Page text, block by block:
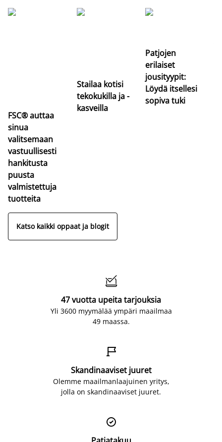
FSC® auttaa
sinua
valitsemaan
vastuullisesti
hankitusta
puusta
valmistettuja
tuotteita
Stailaa kotisi
tekokukilla ja -
kasveilla
Patjojen
erilaiset
jousityypit:
Löydä itsellesi
sopiva tuki
Katso kaikki oppaat ja blogit

47 vuotta upeita tarjouksia
Yli 3600 myymälää ympäri maailmaa
49 maassa.

Skandinaaviset juuret
Olemme maailmanlaajuinen yritys,
jolla on skandinaaviset juuret.
